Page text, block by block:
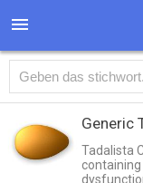
Generic
Tadalista